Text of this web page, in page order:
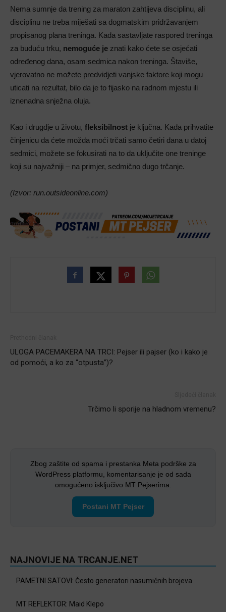
Nema sumnje da trening za maraton zahtijeva disciplinu, ali
disciplinu ne treba miješati sa dogmatskim pridržavanjem
propisanog plana treninga. Kada sastavljate raspored treninga
za buduću trku, nemoguće je znati kako ćete se osjećati
određenog dana, osam sedmica nakon treninga. Štaviše,
vjerovatno ne možete predvidjeti vanjske faktore koji mogu
uticati na rezultat, bilo da je to fijasko na radnom mjestu ili
iznenadna snježna oluja.
Kao i drugdje u životu, fleksibilnost je ključna. Kada prihvatite
činjenicu da ćete možda moći trčati samo četiri dana u datoj
sedmici, možete se fokusirati na to da uključite one treninge
koji su najvažniji – na primjer, sedmično dugo trčanje.
(Izvor: run.outsideonline.com)
ULOGA PACEMAKERA NA TRCI: Pejser ili pajser (ko i kako je
od pomoći, a ko za “otpusta”)?
Trčimo li sporije na hladnom vremenu?
Zbog zaštite od spama i prestanka Meta podrške za
WordPress platformu, komentarisanje je od sada
omogućeno isključivo MT Pejserima.
Postani MT Pejser
NAJNOVIJE NA TRCANJE.NET
PAMETNI SATOVI: Često generatori nasumičnih brojeva
MT REFLEKTOR: Maid Klepo